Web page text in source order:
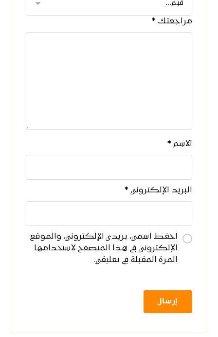
مراجعتك*
الاسم*
البريد الإلكتروني*
احفظ اسمي، بريدي الإلكتروني، والموقع
الإلكتروني في هذا المتصفح لاستخدامها
المرة المقبلة في تعليقي.